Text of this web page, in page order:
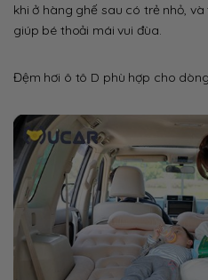
khi ở hàng ghế sau có trẻ nhỏ,
giúp bé thoải mái vui đùa.
Đệm hơi ô tô D phù hợp cho